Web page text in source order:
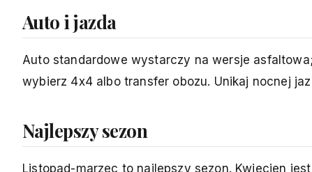
Auto i jazda
Auto standardowe wystarczy na wersje
wybierz 4x4 albo transfer obozu. Unikaj nocnej
Najlepszy sezon
Listopad-marzec to najlepszy sezon. Kwiecien